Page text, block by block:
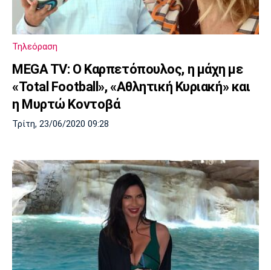
Τηλεόραση
MEGA TV: Ο Καρπετόπουλος, η μάχη με
«Total Football», «Αθλητική Κυριακή» και
η Μυρτώ Κοντοβά
Τρίτη, 23/06/2020 09:28